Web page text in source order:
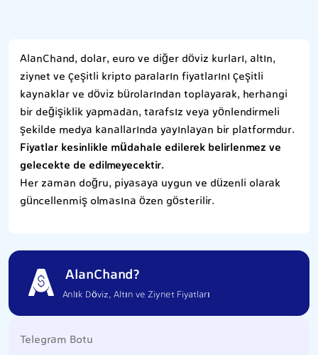
AlanChand, dolar, euro ve diğer döviz kurları, altın,
ziynet ve çeşitli kripto paraların fiyatlarını çeşitli
kaynaklar ve döviz bürolarından toplayarak, herhangi
bir değişiklik yapmadan, tarafsız veya yönlendirmeli
şekilde medya kanallarında yayınlayan bir platformdur.
Fiyatlar kesinlikle müdahale edilerek belirlenmez ve
gelecekte de edilmeyecektir.
Her zaman doğru, piyasaya uygun ve düzenli olarak
güncellenmiş olmasına özen gösterilir.
AlanChand?
Anlık Döviz, Altın ve Ziynet Fiyatları
Telegram Botu